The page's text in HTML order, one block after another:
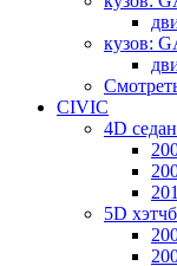
кузов:
CIVIC
4D седан
5D